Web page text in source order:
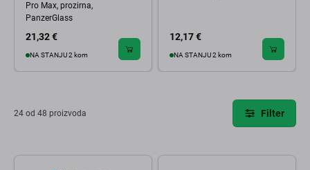
Pro Max, prozirna,
PanzerGlass
21,32 €
NA STANJU 2 kom
12,17 €
NA STANJU 2 kom
24 od 48 proizvoda Filter